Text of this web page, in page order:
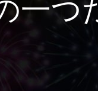
一つ